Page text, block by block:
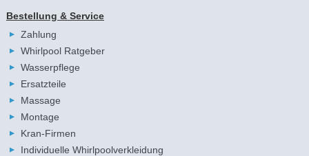
Bestellung & Service
Zahlung
Whirlpool Ratgeber
Wasserpflege
Ersatzteile
Massage
Montage
Kran-Firmen
Individuelle Whirlpoolverkleidung